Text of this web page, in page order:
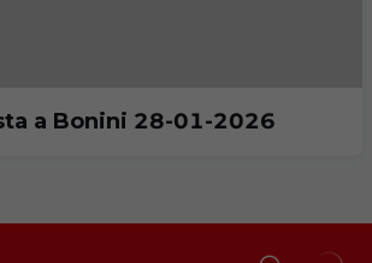
a Bonini 28-01-2026